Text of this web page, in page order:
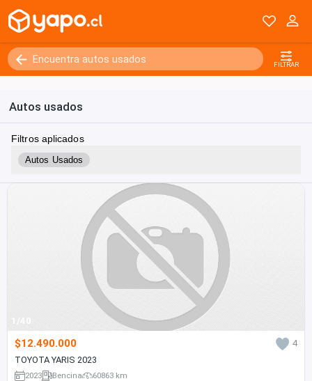
FILTRAR
Autos usados
Filtros aplicados
Autos Usados
1/40
$12.490.000
4
TOYOTA YARIS 2023
2023 Bencina 60863 km